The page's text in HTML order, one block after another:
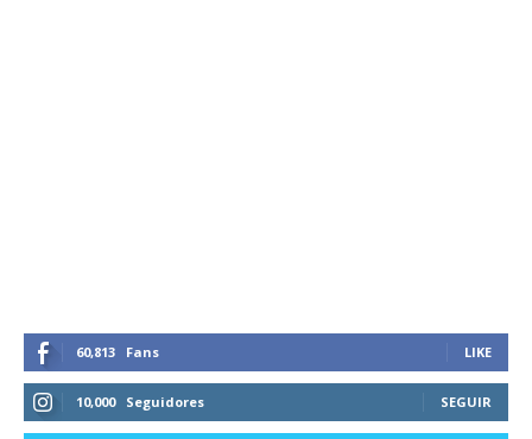
60,813 Fans LIKE
10,000 Seguidores SEGUIR